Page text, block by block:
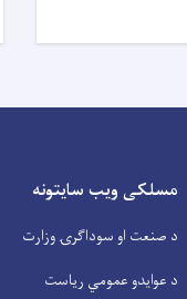
مسلکی ویب سایتونه
د صنعت او سوداگرۍ وزارت
د عوایدو عمومي ریاست